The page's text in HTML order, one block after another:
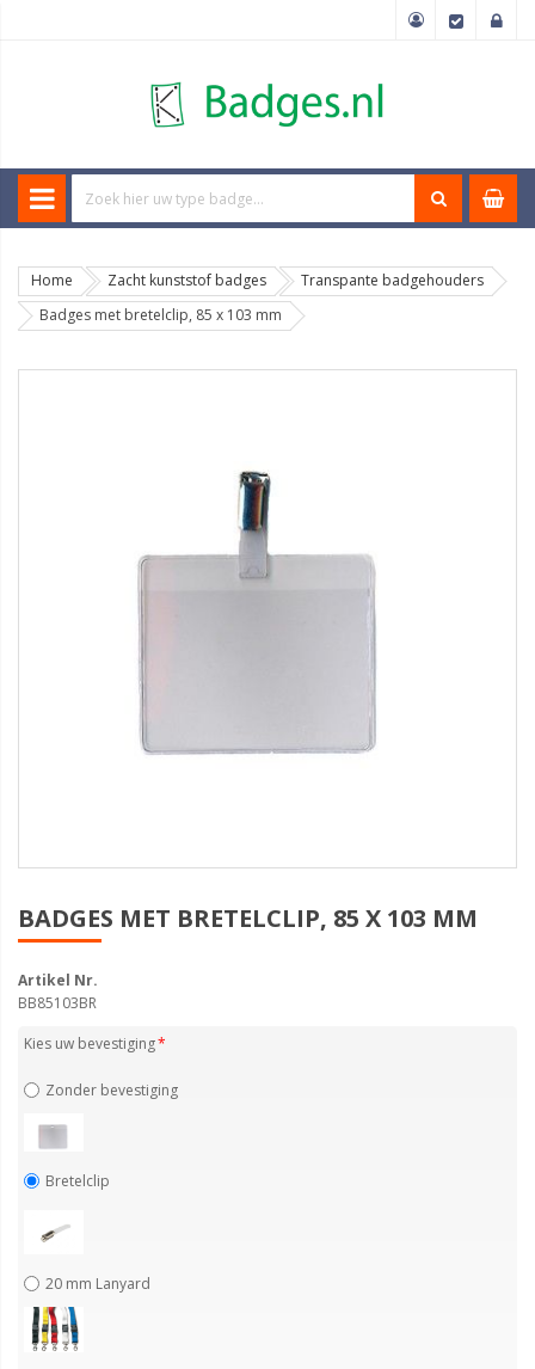
Home Zacht kunststof badges
Transpante badgehouders
Badges met bretelclip, 85 x 103 mm
BADGES MET BRETELCLIP, 85 X 103 MM
Artikel Nr.
BB85103BR
Kies uw bevestiging
Zonder bevestiging
Bretelclip
20 mm Lanyard